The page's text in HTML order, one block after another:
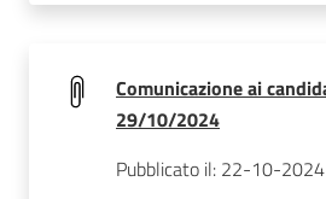
Comunicazione ai
29/10/2024
Pubblicato il: 22-10-2024